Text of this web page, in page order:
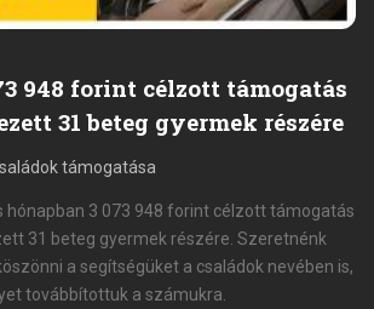
948 forint célzott támogatás
31 beteg gyermek részére
támogatása
hónapban 3 073 948 forint célzott támogatás
31 beteg gyermek részére. Szeretnénk
a segítségüket a családok nevében is,
továbbítottuk a számukra.